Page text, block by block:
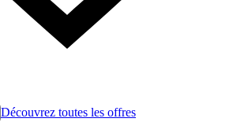
Découvrez toutes les offres